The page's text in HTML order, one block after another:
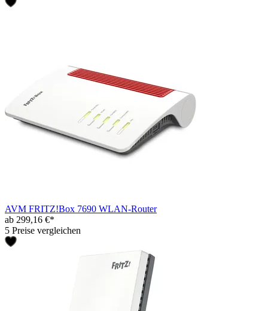
AVM FRITZ!Box 7690 WLAN-Router
ab 299,16 €*
5 Preise vergleichen